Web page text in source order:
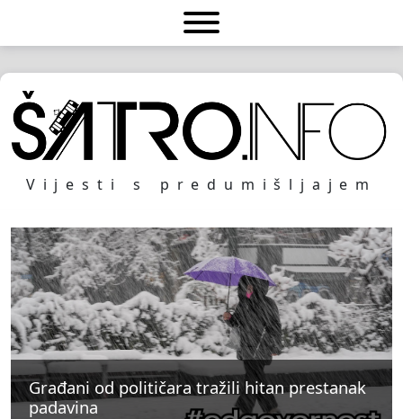
Vijesti s predumišljajem
Građani od političara tražili hitan prestanak
padavina
Građani od političara tražili hitan prestanak
padavina
Građani od političara tražili hitan prestanak
padavina